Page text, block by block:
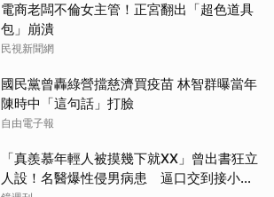
電商老闆不倫女主管！正宮翻出「超色道具
包」崩潰
民視新聞網
國民黨曾轟綠營擋慈濟買疫苗 林智群曝當年
陳時中「這句話」打臉
自由電子報
「真羨慕年輕人被摸幾下就XX」曾出書狂立
人設！名醫爆性侵男病患 逼口交到接小孩